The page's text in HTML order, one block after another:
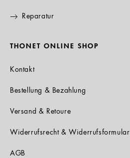
Reparatur
THONET ONLINE SHOP
Kontakt
Bestellung & Bezahlung
Versand & Retoure
Widerrufsrecht & Widerrufsformular
AGB